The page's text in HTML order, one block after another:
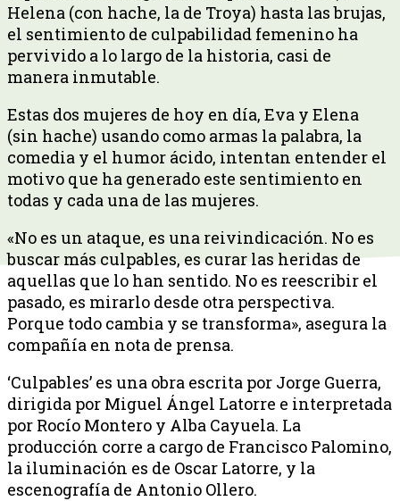
Helena (con hache, la de Troya) hasta las brujas,
el sentimiento de culpabilidad femenino ha
pervivido a lo largo de la historia, casi de
manera inmutable.
Estas dos mujeres de hoy en día, Eva y Elena
(sin hache) usando como armas la palabra, la
comedia y el humor ácido, intentan entender el
motivo que ha generado este sentimiento en
todas y cada una de las mujeres.
«No es un ataque, es una reivindicación. No es
buscar más culpables, es curar las heridas de
aquellas que lo han sentido. No es reescribir el
pasado, es mirarlo desde otra perspectiva.
Porque todo cambia y se transforma», asegura la
compañía en nota de prensa.
‘Culpables’ es una obra escrita por Jorge Guerra,
dirigida por Miguel Ángel Latorre e interpretada
por Rocío Montero y Alba Cayuela. La
producción corre a cargo de Francisco Palomino,
la iluminación es de Oscar Latorre, y la
escenografía de Antonio Ollero.